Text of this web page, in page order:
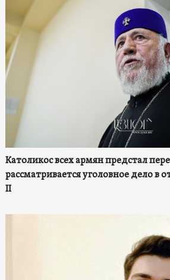
Католикос всех армян предстал
рассматривается уголовное дело в
II